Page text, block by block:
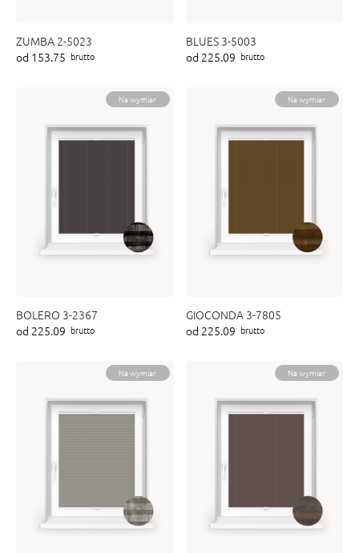
ZUMBA 2-5023
od 153.75 brutto
BLUES 3-5003
od 225.09 brutto
Na wymiar
BOLERO 3-2367
od 225.09 brutto
Na wymiar
GIOCONDA 3-7805
od 225.09 brutto
Na wymiar Na wymiar